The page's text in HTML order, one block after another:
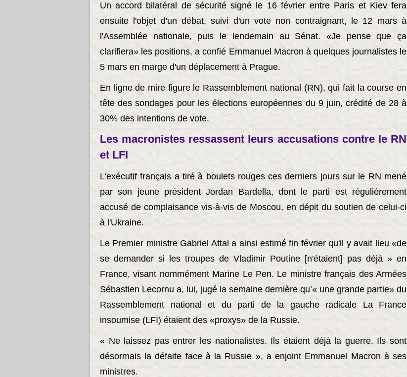
Un accord bilatéral de sécurité signé le 16 février entre Paris et Kiev fera
ensuite l'objet d'un débat, suivi d'un vote non contraignant, le 12 mars à
l'Assemblée nationale, puis le lendemain au Sénat. «Je pense que ça
clarifiera» les positions, a confié Emmanuel Macron à quelques journalistes le
5 mars en marge d'un déplacement à Prague.
En ligne de mire figure le Rassemblement national (RN), qui fait la course en
tête des sondages pour les élections européennes du 9 juin, crédité de 28 à
30% des intentions de vote.
Les macronistes ressassent leurs accusations contre le RN
et LFI
L'exécutif français a tiré à boulets rouges ces derniers jours sur le RN mené
par son jeune président Jordan Bardella, dont le parti est régulièrement
accusé de complaisance vis-à-vis de Moscou, en dépit du soutien de celui-ci
à l'Ukraine.
Le Premier ministre Gabriel Attal a ainsi estimé fin février qu'il y avait lieu «de
se demander si les troupes de Vladimir Poutine [n'étaient] pas déjà » en
France, visant nommément Marine Le Pen. Le ministre français des Armées
Sébastien Lecornu a, lui, jugé la semaine dernière qu’« une grande partie» du
Rassemblement national et du parti de la gauche radicale La France
insoumise (LFI) étaient des «proxys» de la Russie.
« Ne laissez pas entrer les nationalistes. Ils étaient déjà la guerre. Ils sont
désormais la défaite face à la Russie », a enjoint Emmanuel Macron à ses
ministres.